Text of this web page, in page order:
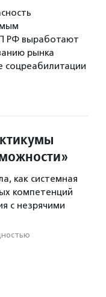
РФ выработают
рынка
соцреабилитации
как системная
компетенций
с незрячими